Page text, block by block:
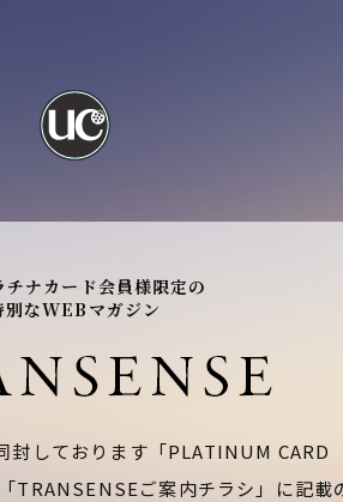
ナカード会員様限定の
別なWEBマガジン
封しております「PLATINUM CARD
TRANSENSEご案内チラシ」に記載